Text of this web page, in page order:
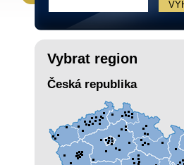
Vybrat region
Česká republika